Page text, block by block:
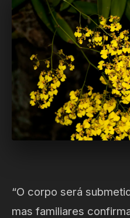
“O corpo será
mas familiares